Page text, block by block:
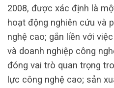
2008, được xác định là
hoạt động nghiên cứu và
nghệ cao; gắn liền với
và doanh nghiệp công
đóng vai trò quan trọng
lực công nghệ cao; sản